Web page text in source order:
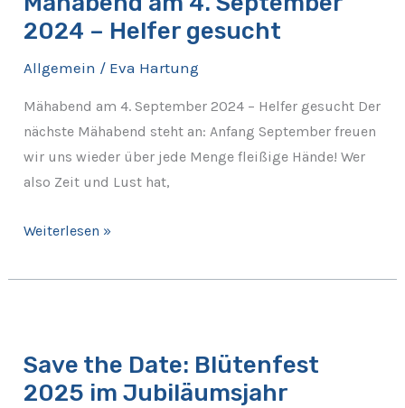
2024 – Helfer gesucht
Allgemein / Eva Hartung
Mähabend am 4. September 2024 – Helfer gesucht Der
nächste Mähabend steht an: Anfang September freuen
wir uns wieder über jede Menge fleißige Hände! Wer
also Zeit und Lust hat,
September
–
Helfer
gesucht
Weiterlesen »
Save the Date: Blütenfest
2025 im Jubiläumsjahr
Date:
Blütenfest